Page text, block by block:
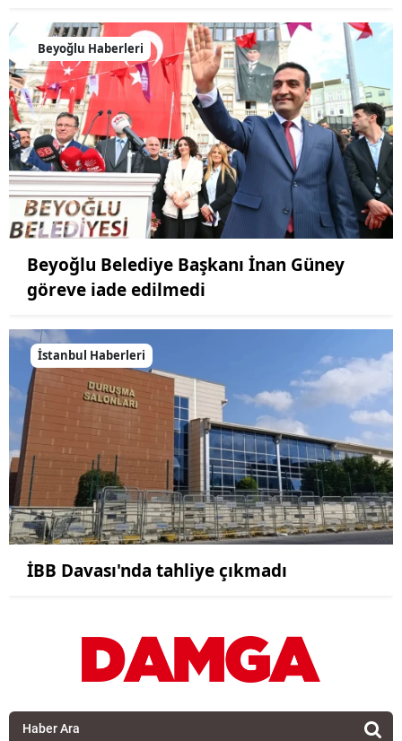
Beyoğlu Haberleri
Beyoğlu Belediye Başkanı İnan Güney
göreve iade edilmedi
İstanbul Haberleri
İBB Davası'nda tahliye çıkmadı